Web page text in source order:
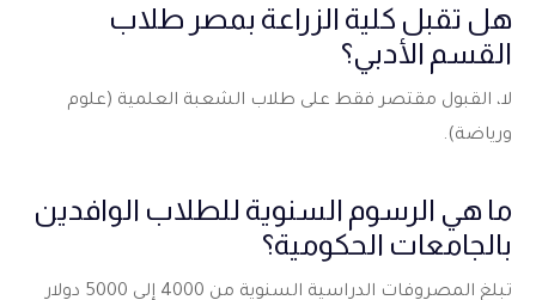
هل تقبل كلية الزراعة بمصر طلاب
القسم الأدبي؟
لا، القبول مقتصر فقط على طلاب الشعبة العلمية (علوم
ورياضة).
ما هي الرسوم السنوية للطلاب الوافدين
بالجامعات الحكومية؟
تبلغ المصروفات الدراسية السنوية من 4000 إلى 5000 دولار